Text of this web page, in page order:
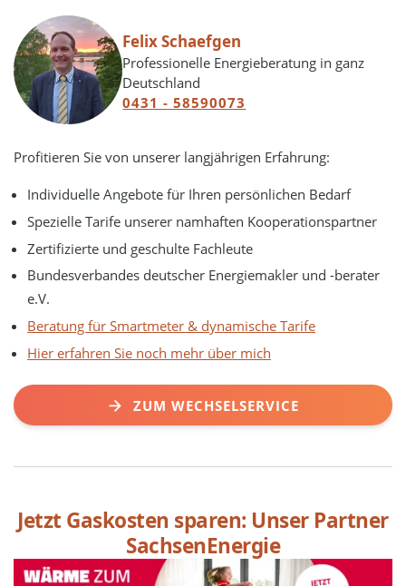
Felix Schaefgen
Professionelle Energieberatung in ganz
Deutschland
0431 - 58590073
Profitieren Sie von unserer langjährigen Erfahrung:
Individuelle Angebote für Ihren persönlichen Bedarf
Spezielle Tarife unserer namhaften Kooperationspartner
Zertifizierte und geschulte Fachleute
Bundesverbandes deutscher Energiemakler und -berater
e.V.
Beratung für Smartmeter & dynamische Tarife
Hier erfahren Sie noch mehr über mich
ZUM WECHSELSERVICE
Jetzt Gaskosten sparen: Unser Partner
SachsenEnergie